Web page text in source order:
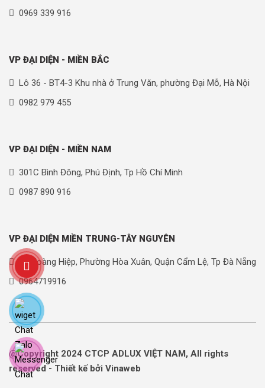
0969 339 916
VP ĐẠI DIỆN - MIỀN BẮC
Lô 36 - BT4-3 Khu nhà ở Trung Văn, phường Đại Mỗ, Hà Nội
0982 979 455
VP ĐẠI DIỆN - MIỀN NAM
301C Bình Đông, Phú Định, Tp Hồ Chí Minh
0987 890 916
VP ĐẠI DIỆN MIỀN TRUNG-TÂY NGUYÊN
90 Hoàng Hiệp, Phường Hòa Xuân, Quận Cẩm Lệ, Tp Đà Nẵng
0964719916
@Copyright 2024 CTCP ADLUX VIỆT NAM, All rights
reserved - Thiết kế bởi Vinaweb